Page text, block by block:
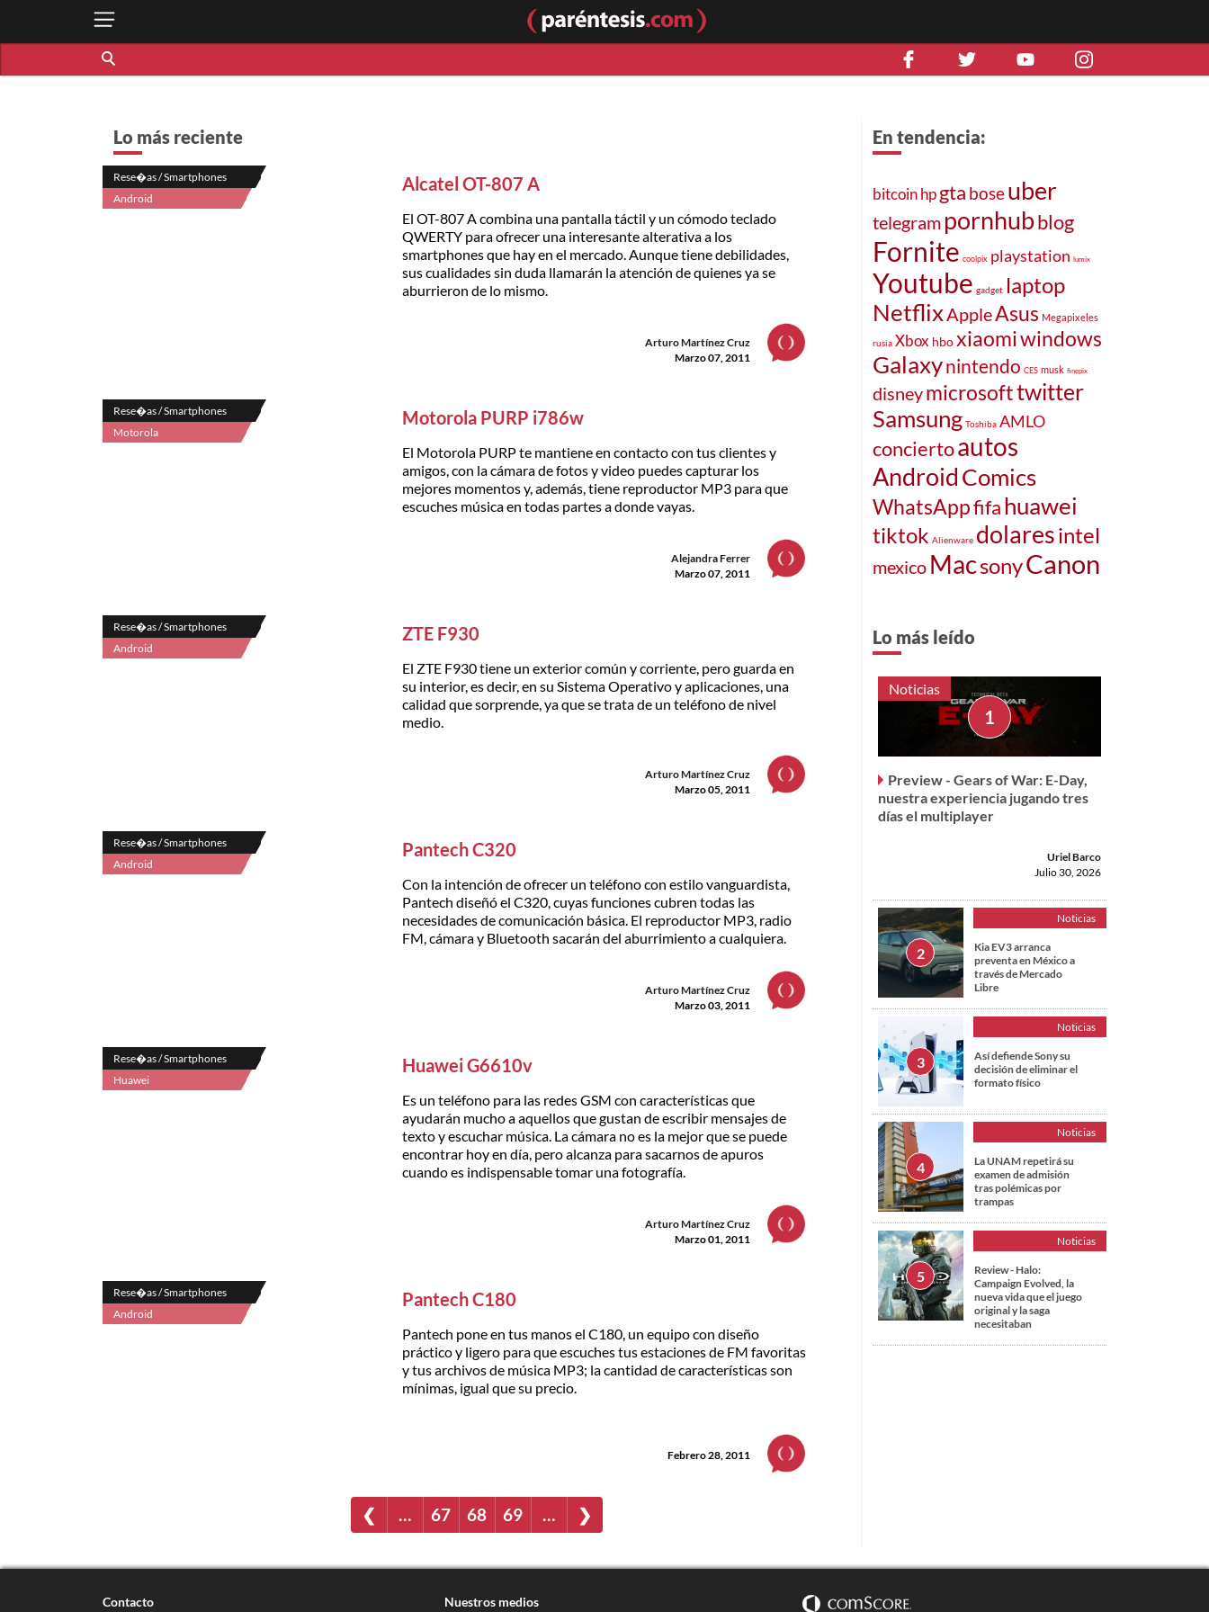
Lo más reciente
Rese�as / Smartphones
Android
Alcatel OT-807 A
El OT-807 A combina una pantalla táctil y un cómodo teclado
QWERTY para ofrecer una interesante alterativa a los
smartphones que hay en el mercado. Aunque tiene debilidades,
sus cualidades sin duda llamarán la atención de quienes ya se
aburrieron de lo mismo.
Arturo Martínez Cruz
Marzo 07, 2011
Rese�as / Smartphones
Motorola
Motorola PURP i786w
El Motorola PURP te mantiene en contacto con tus clientes y
amigos, con la cámara de fotos y video puedes capturar los
mejores momentos y, además, tiene reproductor MP3 para que
escuches música en todas partes a donde vayas.
Alejandra Ferrer
Marzo 07, 2011
Rese�as / Smartphones
Android
ZTE F930
El ZTE F930 tiene un exterior común y corriente, pero guarda en
su interior, es decir, en su Sistema Operativo y aplicaciones, una
calidad que sorprende, ya que se trata de un teléfono de nivel
medio.
Arturo Martínez Cruz
Marzo 05, 2011
Rese�as / Smartphones
Android
Pantech C320
Con la intención de ofrecer un teléfono con estilo vanguardista,
Pantech diseñó el C320, cuyas funciones cubren todas las
necesidades de comunicación básica. El reproductor MP3, radio
FM, cámara y Bluetooth sacarán del aburrimiento a cualquiera.
Arturo Martínez Cruz
Marzo 03, 2011
Rese�as / Smartphones
Huawei
Huawei G6610v
Es un teléfono para las redes GSM con características que
ayudarán mucho a aquellos que gustan de escribir mensajes de
texto y escuchar música. La cámara no es la mejor que se puede
encontrar hoy en día, pero alcanza para sacarnos de apuros
cuando es indispensable tomar una fotografía.
Arturo Martínez Cruz
Marzo 01, 2011
Rese�as / Smartphones
Android
Pantech C180
Pantech pone en tus manos el C180, un equipo con diseño
práctico y ligero para que escuches tus estaciones de FM favoritas
y tus archivos de música MP3; la cantidad de características son
mínimas, igual que su precio.
Febrero 28, 2011
❮ … 67 68 69 … ❯
En tendencia:
bitcoin hp gta boseuber
telegram pornhubblog
Fornite coolpix playstation lumix
Youtube gadget laptop
NetflixAppleAsus Megapixeles
rusia Xbox hboxiaomiwindows
Galaxynintendo CES musk finepix
disneymicrosofttwitter
Samsung Toshiba AMLO
conciertoautos
AndroidComics
WhatsAppfifahuawei
tiktok Alienware dolaresintel
mexico MacsonyCanon
Lo más leído
Noticias
Preview - Gears of War: E-Day,
nuestra experiencia jugando tres
días el multiplayer
Uriel Barco
Julio 30, 2026
Noticias
Kia EV3 arranca
preventa en México a
través de Mercado
Libre
Noticias
Así defiende Sony su
decisión de eliminar el
formato físico
Noticias
La UNAM repetirá su
examen de admisión
tras polémicas por
trampas
Noticias
Review - Halo:
Campaign Evolved, la
nueva vida que el juego
original y la saga
necesitaban
Contacto Nuestros medios